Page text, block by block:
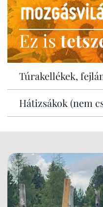
Ez is
Túrakellékek,
Hátizsákok (nem